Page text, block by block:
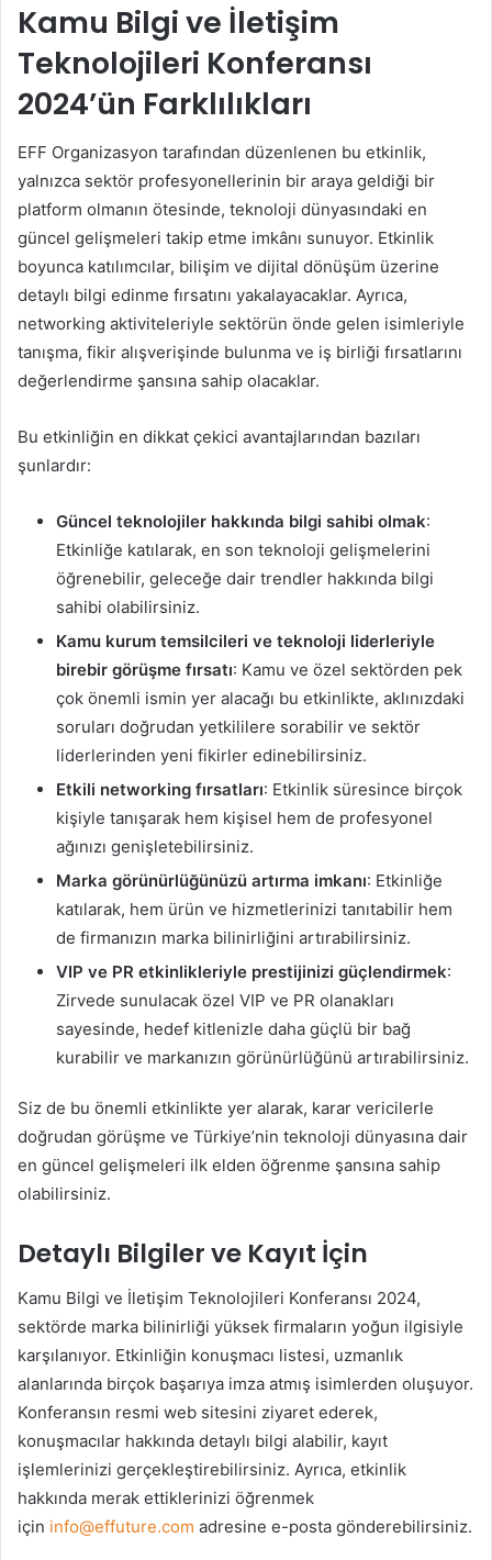
Kamu Bilgi ve İletişim
Teknolojileri Konferansı
2024’ün Farklılıkları
EFF Organizasyon tarafından düzenlenen bu etkinlik,
yalnızca sektör profesyonellerinin bir araya geldiği bir
platform olmanın ötesinde, teknoloji dünyasındaki en
güncel gelişmeleri takip etme imkânı sunuyor. Etkinlik
boyunca katılımcılar, bilişim ve dijital dönüşüm üzerine
detaylı bilgi edinme fırsatını yakalayacaklar. Ayrıca,
networking aktiviteleriyle sektörün önde gelen isimleriyle
tanışma, fikir alışverişinde bulunma ve iş birliği fırsatlarını
değerlendirme şansına sahip olacaklar.
Bu etkinliğin en dikkat çekici avantajlarından bazıları
şunlardır:
Güncel teknolojiler hakkında bilgi sahibi olmak:
Etkinliğe katılarak, en son teknoloji gelişmelerini
öğrenebilir, geleceğe dair trendler hakkında bilgi
sahibi olabilirsiniz.
Kamu kurum temsilcileri ve teknoloji liderleriyle
birebir görüşme fırsatı: Kamu ve özel sektörden pek
çok önemli ismin yer alacağı bu etkinlikte, aklınızdaki
soruları doğrudan yetkililere sorabilir ve sektör
liderlerinden yeni fikirler edinebilirsiniz.
Etkili networking fırsatları: Etkinlik süresince birçok
kişiyle tanışarak hem kişisel hem de profesyonel
ağınızı genişletebilirsiniz.
Marka görünürlüğünüzü artırma imkanı: Etkinliğe
katılarak, hem ürün ve hizmetlerinizi tanıtabilir hem
de firmanızın marka bilinirliğini artırabilirsiniz.
VIP ve PR etkinlikleriyle prestijinizi güçlendirmek:
Zirvede sunulacak özel VIP ve PR olanakları
sayesinde, hedef kitlenizle daha güçlü bir bağ
kurabilir ve markanızın görünürlüğünü artırabilirsiniz.
Siz de bu önemli etkinlikte yer alarak, karar vericilerle
doğrudan görüşme ve Türkiye’nin teknoloji dünyasına dair
en güncel gelişmeleri ilk elden öğrenme şansına sahip
olabilirsiniz.
Detaylı Bilgiler ve Kayıt İçin
Kamu Bilgi ve İletişim Teknolojileri Konferansı 2024,
sektörde marka bilinirliği yüksek firmaların yoğun ilgisiyle
karşılanıyor. Etkinliğin konuşmacı listesi, uzmanlık
alanlarında birçok başarıya imza atmış isimlerden oluşuyor.
Konferansın resmi web sitesini ziyaret ederek,
konuşmacılar hakkında detaylı bilgi alabilir, kayıt
işlemlerinizi gerçekleştirebilirsiniz. Ayrıca, etkinlik
hakkında merak ettiklerinizi öğrenmek
için info@effuture.com adresine e-posta gönderebilirsiniz.